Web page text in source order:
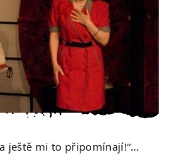
ještě mi to připomínají!“…